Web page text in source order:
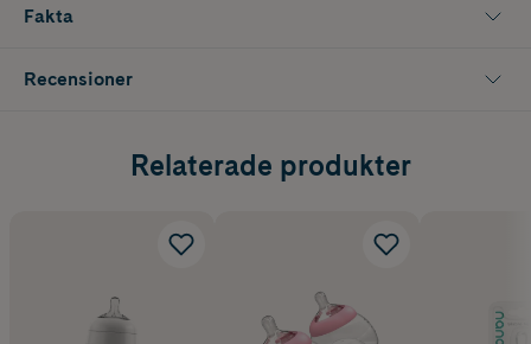
Fakta
Recensioner
Relaterade produkter